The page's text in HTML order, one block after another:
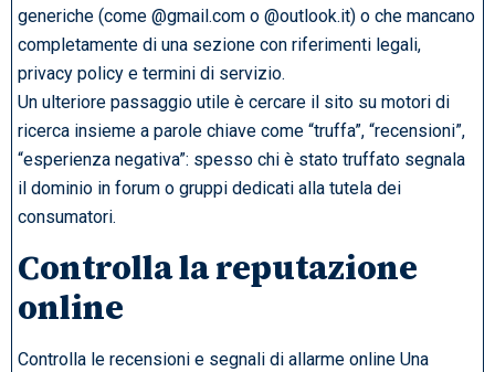
generiche (come @gmail.com o @outlook.it) o che mancano
completamente di una sezione con riferimenti legali,
privacy policy e termini di servizio.
Un ulteriore passaggio utile è cercare il sito su motori di
ricerca insieme a parole chiave come “truffa”, “recensioni”,
“esperienza negativa”: spesso chi è stato truffato segnala
il dominio in forum o gruppi dedicati alla tutela dei
consumatori.
Controlla la reputazione
online
Controlla le recensioni e segnali di allarme online Una